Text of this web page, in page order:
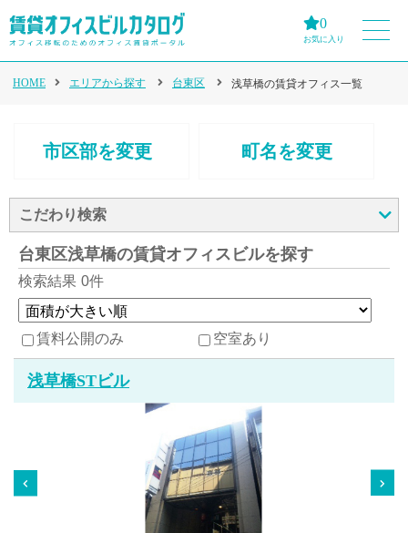
0
お気に入り
HOME エリアから探す 台東区 浅草橋の賃貸オフィス一覧
市区部を変更 町名を変更
こだわり検索
台東区浅草橋の賃貸オフィスビルを探す
検索結果 0件
賃料公開のみ 空室あり
浅草橋STビル